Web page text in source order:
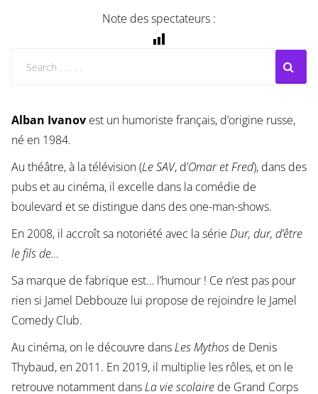
Note des spectateurs :
Alban Ivanovest un humoriste français, d’origine russe,
né en 1984.
Au théâtre, à la télévision (Le SAV, d’Omar et Fred), dans des
pubs et au cinéma, il excelle dans la comédie de
boulevard et se distingue dans des one-man-shows.
En 2008, il accroît sa notoriété avec la série Dur, dur, d’être
le fils de…
Sa marque de fabrique est… l’humour ! Ce n’est pas pour
rien si Jamel Debbouze lui propose de rejoindre le Jamel
Comedy Club.
Au cinéma, on le découvre dansLes Mythosde Denis
Thybaud, en 2011. En 2019, il multiplie les rôles, et on le
retrouve notamment dansLa vie scolairede Grand Corps